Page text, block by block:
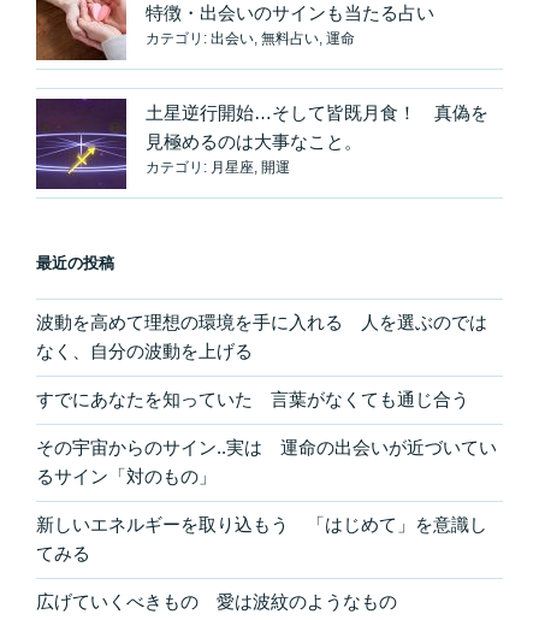
が
わ
か
る”
の
特徴・出会いのサインも当たる占い
カテゴリ: 出会い 無料占い 運命
土星逆行開始…そして皆既月食！ 真偽を
見極めるのは大事なこと。
カテゴリ: 月星座 開運
最近の投稿
波動を高めて理想の環境を手に入れる 人を選ぶのでは
なく、自分の波動を上げる
すでにあなたを知っていた 言葉がなくても通じ合う
その宇宙からのサイン..実は 運命の出会いが近づいてい
るサイン「対のもの」
新しいエネルギーを取り込もう 「はじめて」を意識し
てみる
広げていくべきもの 愛は波紋のようなもの